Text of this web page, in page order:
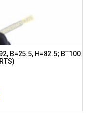
B=25.5, H=82.5; BT100